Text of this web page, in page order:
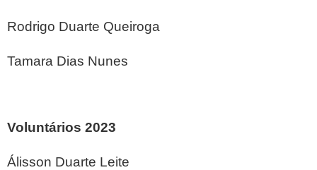
Rodrigo Duarte Queiroga
Tamara Dias Nunes
Voluntários 2023
Álisson Duarte Leite